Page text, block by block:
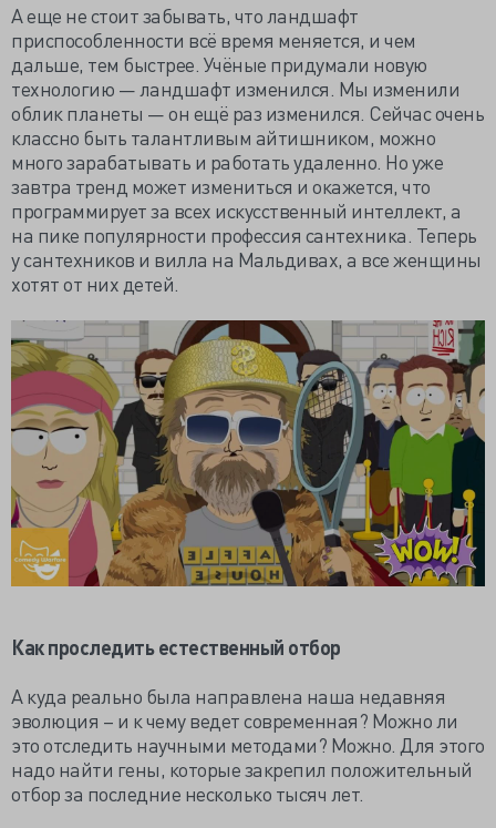
А еще не стоит забывать, что ландшафт
приспособленности всё время меняется, и чем
дальше, тем быстрее. Учёные придумали новую
технологию — ландшафт изменился. Мы изменили
облик планеты — он ещё раз изменился. Сейчас очень
классно быть талантливым айтишником, можно
много зарабатывать и работать удаленно. Но уже
завтра тренд может измениться и окажется, что
программирует за всех искусственный интеллект, а
на пике популярности профессия сантехника. Теперь
у сантехников и вилла на Мальдивах, а все женщины
хотят от них детей.
Как проследить естественный отбор
А куда реально была направлена наша недавняя
эволюция – и к чему ведет современная? Можно ли
это отследить научными методами? Можно. Для этого
надо найти гены, которые закрепил положительный
отбор за последние несколько тысяч лет.